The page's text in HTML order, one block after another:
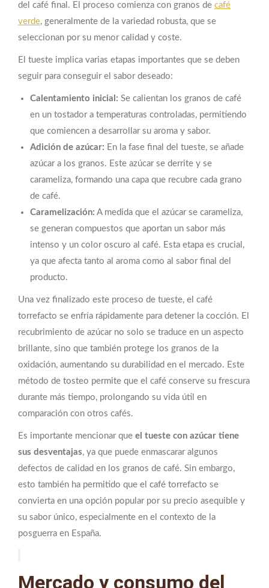
del café final. El proceso comienza con granos de café
verde, generalmente de la variedad robusta, que se
seleccionan por su menor calidad y coste.
El tueste implica varias etapas importantes que se deben
seguir para conseguir el sabor deseado:
Calentamiento inicial: Se calientan los granos de café
en un tostador a temperaturas controladas, permitiendo
que comiencen a desarrollar su aroma y sabor.
Adición de azúcar: En la fase final del tueste, se añade
azúcar a los granos. Este azúcar se derrite y se
carameliza, formando una capa que recubre cada grano
de café.
Caramelización: A medida que el azúcar se carameliza,
se generan compuestos que aportan un sabor más
intenso y un color oscuro al café. Esta etapa es crucial,
ya que afecta tanto al aroma como al sabor final del
producto.
Una vez finalizado este proceso de tueste, el café
torrefacto se enfría rápidamente para detener la cocción. El
recubrimiento de azúcar no solo se traduce en un aspecto
brillante, sino que también protege los granos de la
oxidación, aumentando su durabilidad en el mercado. Este
método de tosteo permite que el café conserve su frescura
durante más tiempo, prolongando su vida útil en
comparación con otros cafés.
Es importante mencionar que el tueste con azúcar tiene
sus desventajas, ya que puede enmascarar algunos
defectos de calidad en los granos de café. Sin embargo,
esto también ha permitido que el café torrefacto se
convierta en una opción popular por su precio asequible y
su sabor único, especialmente en el contexto de la
posguerra en España.
Mercado y consumo del